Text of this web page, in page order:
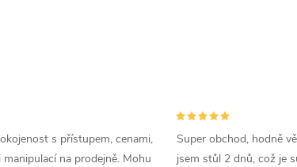
s přístupem, cenami,
manipulací na prodejně. Mohu
Super obchod, hodně
jsem stůl 2 dnů, což je